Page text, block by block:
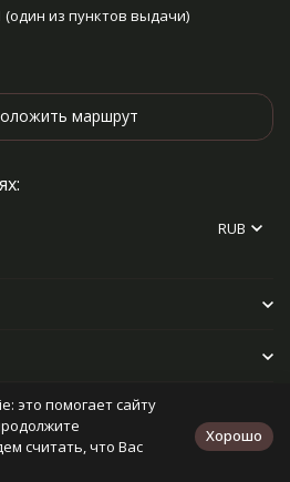
(один из пунктов выдачи)
маршрут
RUB
это помогает сайту
считать, что Вас
Хорошо